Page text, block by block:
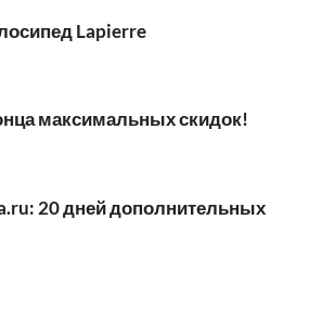
Lapierre
максимальных скидок!
20 дней дополнительных